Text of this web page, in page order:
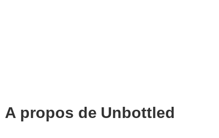
A propos de Unbottled